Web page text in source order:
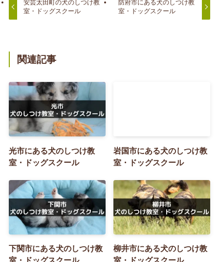
安芸太田町の犬のしつけ教
室・ドッグスクール
防府市にある犬のしつけ教
室・ドッグスクール
関連記事
光市にある犬のしつけ教
室・ドッグスクール
岩国市にある犬のしつけ教
室・ドッグスクール
下関市にある犬のしつけ教
室・ドッグスクール
柳井市にある犬のしつけ教
室・ドッグスクール